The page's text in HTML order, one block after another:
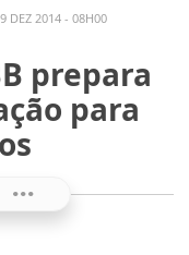
DEZ 2014 - 08H00
prepara
para